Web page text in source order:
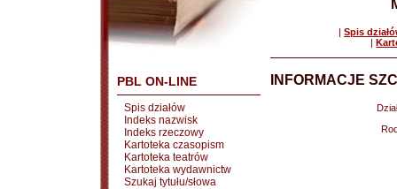
PBL ON-LINE
Spis działów
Indeks nazwisk
Indeks rzeczowy
Kartoteka czasopism
Kartoteka teatrów
Kartoteka wydawnictw
Szukaj tytułu/słowa
| Spis
|
INFORMACJE